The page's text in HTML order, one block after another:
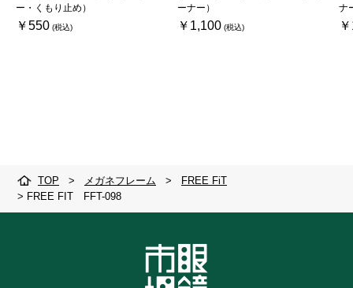
ー・くもり止め）
￥550
ーナー）
￥1,100
ナ
TOP > メガネフレーム >
FREE FiT
> FREE FIT FFT-098